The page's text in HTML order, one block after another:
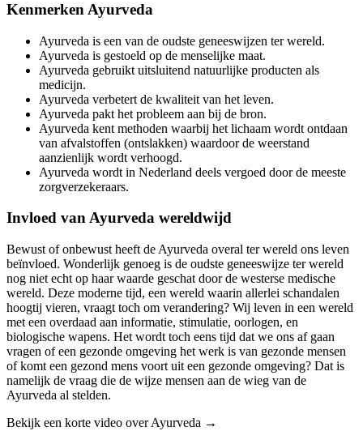
Kenmerken Ayurveda
Ayurveda is een van de oudste geneeswijzen ter wereld.
Ayurveda is gestoeld op de menselijke maat.
Ayurveda gebruikt uitsluitend natuurlijke producten als
medicijn.
Ayurveda verbetert de kwaliteit van het leven.
Ayurveda pakt het probleem aan bij de bron.
Ayurveda kent methoden waarbij het lichaam wordt ontdaan
van afvalstoffen (ontslakken) waardoor de weerstand
aanzienlijk wordt verhoogd.
Ayurveda wordt in Nederland deels vergoed door de meeste
zorgverzekeraars.
Invloed van Ayurveda wereldwijd
Bewust of onbewust heeft de Ayurveda overal ter wereld ons leven
beïnvloed. Wonderlijk genoeg is de oudste geneeswijze ter wereld
nog niet echt op haar waarde geschat door de westerse medische
wereld. Deze moderne tijd, een wereld waarin allerlei schandalen
hoogtij vieren, vraagt toch om verandering? Wij leven in een wereld
met een overdaad aan informatie, stimulatie, oorlogen, en
biologische wapens. Het wordt toch eens tijd dat we ons af gaan
vragen of een gezonde omgeving het werk is van gezonde mensen
of komt een gezond mens voort uit een gezonde omgeving? Dat is
namelijk de vraag die de wijze mensen aan de wieg van de
Ayurveda al stelden.
Bekijk een korte video over Ayurveda →